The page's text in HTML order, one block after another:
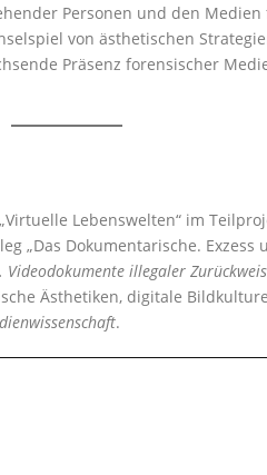
Personen und den
von ästhetischen
Präsenz forensischer
Lebenswelten“ im
„Das Dokumentarische.
Videodokumente illegaler
Ästhetiken, digitale
.